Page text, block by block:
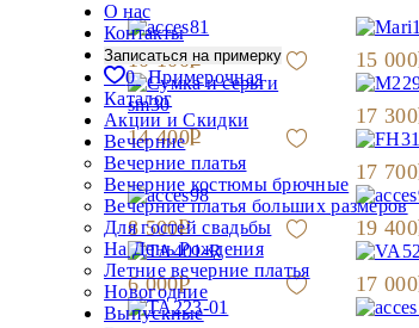
О нас
Контакты
Записаться на примерку
0
Примерочная
Каталог
Акции и Скидки
Вечерние
Вечерние платья
Вечерние костюмы брючные
Вечерние платья больших размеров
Для гостей свадьбы
На День Рождения
Летние вечерние платья
Новогодние
Выпускные
10 100 15 000
14 400
17 300
17 700
8 500 19 400
6 000 17 000